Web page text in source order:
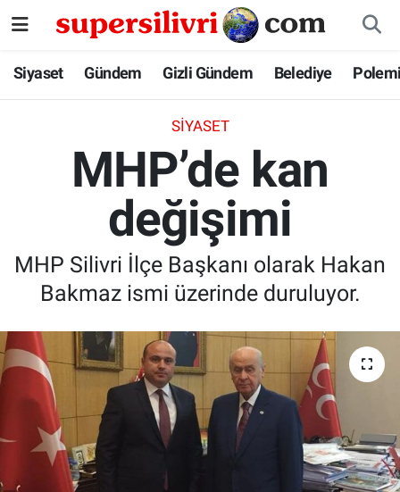
Siyaset Gündem Gizli Gündem Belediye
SIYASET
MHP’de kan
değişimi
MHP Silivri İlçe Başkanı olarak Hakan
Bakmaz ismi üzerinde duruluyor.
Siyaset
Gizli Gündem
İstanbul Nöbetçi Eczaneler
İstanbul Hava Durumu
İstanbul Namaz Vakitleri
İstanbul Trafik Yoğunluk Haritası
Süper Lig Puan Durumu ve Fikstür
Tüm Manşetler
Son Dakika Haberleri
Haber Arşivi